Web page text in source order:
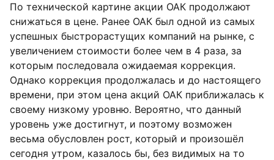
По технической картине акции ОАК продолжают
снижаться в цене. Ранее ОАК был одной из самых
успешных быстрорастущих компаний на рынке, с
увеличением стоимости более чем в 4 раза, за
которым последовала ожидаемая коррекция.
Однако коррекция продолжалась и до настоящего
времени, при этом цена акций ОАК приближалась к
своему низкому уровню. Вероятно, что данный
уровень уже достигнут, и поэтому возможен
весьма обусловлен рост, который и произошёл
сегодня утром, казалось бы, без видимых на то